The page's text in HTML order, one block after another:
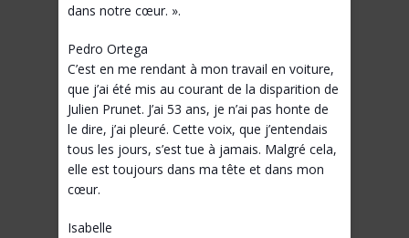
dans notre cœur. ».
Pedro Ortega
C’est en me rendant à mon travail en voiture,
que j’ai été mis au courant de la disparition de
Julien Prunet. J’ai 53 ans, je n’ai pas honte de
le dire, j’ai pleuré. Cette voix, que j’entendais
tous les jours, s’est tue à jamais. Malgré cela,
elle est toujours dans ma tête et dans mon
cœur.
Isabelle